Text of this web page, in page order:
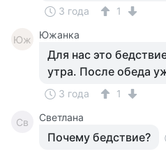
3 года 1
Юж Южанка
Для нас это
утра. После обеда
3 года 1
Св Светлана
Почему бедствие?